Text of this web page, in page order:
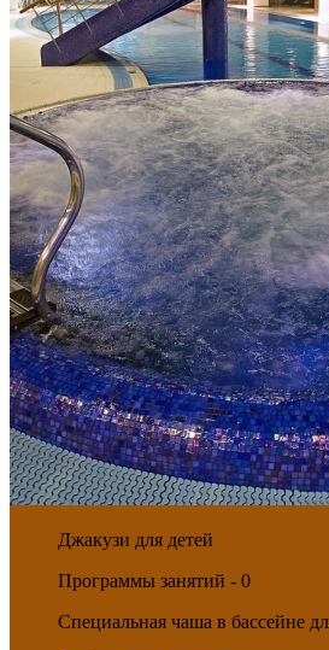
Джакузи для детей
Программы занятий - 0
Специальная чаша в бассейне